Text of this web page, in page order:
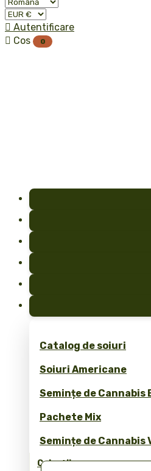
 Autentificare
 Cos 0
Catalog de soiuri
Soiuri Americane
Semințe de Cannabis
Pachete Mix
Semințe de Cannabis
Colecții